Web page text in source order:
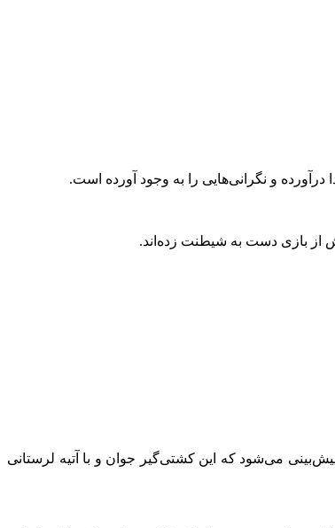
و نگرانی‌هایی را به وجود آورده است.
از بازی دست به شیطنت زده‌اند.
این وزن، پیش‌بینی می‌شود که این کشتی‌گیر جوان و با آتیه لرستانی